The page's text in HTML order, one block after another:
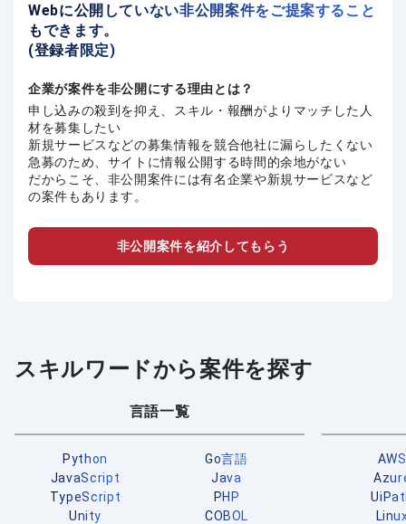
Webに公開していない非公開案件をご提案すること
もできます。
(登録者限定)
企業が案件を非公開にする理由とは？
申し込みの殺到を抑え、スキル・報酬がよりマッチした人
材を募集したい
新規サービスなどの募集情報を競合他社に漏らしたくない
急募のため、サイトに情報公開する時間的余地がない
だからこそ、非公開案件には有名企業や新規サービスなど
の案件もあります。
非公開案件を紹介してもらう
スキルワードから案件を探す
言語一覧
Python
Go言語
JavaScript
Java
TypeScript
PHP
Unity
COBOL
AWS